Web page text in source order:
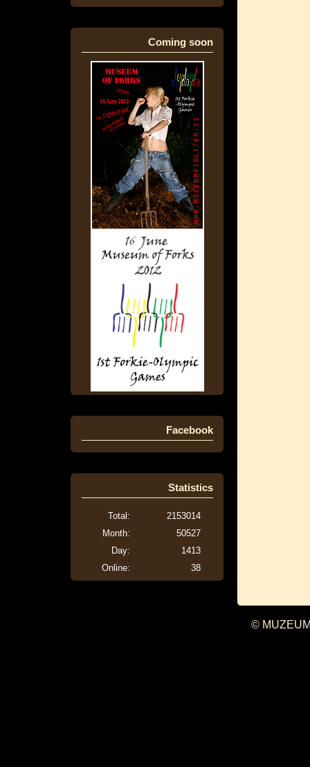
Coming soon
Facebook
Statistics
Online: 38
Total:
2153014
Month:
50527
Day:
1413
©